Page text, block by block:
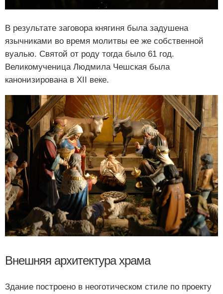
В результате заговора княгиня была задушена
язычниками во время молитвы ее же собственной
вуалью. Святой от роду тогда было 61 год.
Великомученица Людмила Чешская была
канонизирована в ХII веке.
Внешняя архитектура храма
Здание построено в неоготическом стиле по проекту